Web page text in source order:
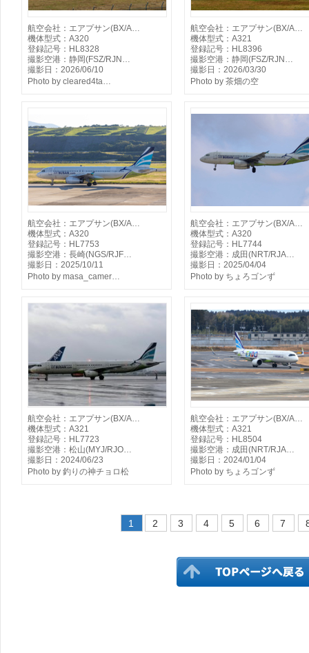
航空会社：エアプサン(BX/A…
機体型式：A320
登録記号：HL8328
撮影空港：静岡(FSZ/RJN…
撮影日：2026/06/10
Photo by cleared4ta…
航空会社：エアプサン(BX/A…
機体型式：A321
登録記号：HL8396
撮影空港：静岡(FSZ/RJN…
撮影日：2026/03/30
Photo by 茶畑の空
航空会社：エアプサン(BX/A…
機体型式：A320
登録記号：HL7753
撮影空港：長崎(NGS/RJF…
撮影日：2025/10/11
Photo by masa_camer…
航空会社：エアプサン(BX/A…
機体型式：A320
登録記号：HL7744
撮影空港：成田(NRT/RJA…
撮影日：2025/04/04
Photo by ちょろゴンず
航空会社：エアプサン(BX/A…
機体型式：A321
登録記号：HL7723
撮影空港：松山(MYJ/RJO…
撮影日：2024/06/23
Photo by 釣りの神チョロ松
航空会社：エアプサン(BX/A…
機体型式：A321
登録記号：HL8504
撮影空港：成田(NRT/RJA…
撮影日：2024/01/04
Photo by ちょろゴンず
1 2 3 4 5 6 7